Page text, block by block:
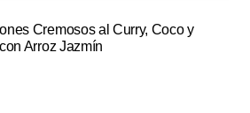
Cremosos al Curry, Coco y
Arroz Jazmín